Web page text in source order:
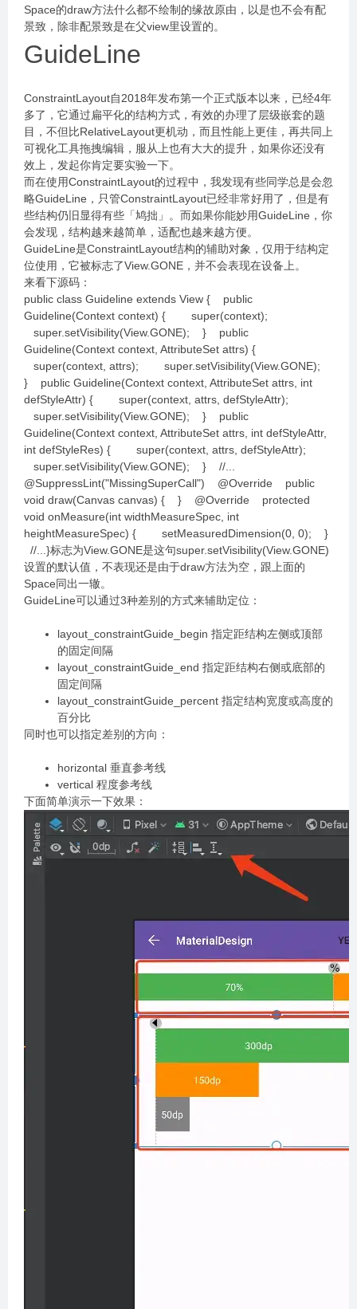
Space的draw方法什么都不绘制的缘故原由，以是也不会有配
景致，除非配景致是在父view里设置的。
GuideLine
ConstraintLayout自2018年发布第一个正式版本以来，已经4年
多了，它通过扁平化的结构方式，有效的办理了层级嵌套的题
目，不但比RelativeLayout更机动，而且性能上更佳，再共同上
可视化工具拖拽编辑，服从上也有大大的提升，如果你还没有
效上，发起你肯定要实验一下。
而在使用ConstraintLayout的过程中，我发现有些同学总是会忽
略GuideLine，只管ConstraintLayout已经非常好用了，但是有
些结构仍旧显得有些「鸠拙」。而如果你能妙用GuideLine，你
会发现，结构越来越简单，适配也越来越方便。
GuideLine是ConstraintLayout结构的辅助对象，仅用于结构定
位使用，它被标志了View.GONE，并不会表现在设备上。
来看下源码：
public class Guideline extends View { public
Guideline(Context context) { super(context);
super.setVisibility(View.GONE); } public
Guideline(Context context, AttributeSet attrs) {
super(context, attrs); super.setVisibility(View.GONE);
} public Guideline(Context context, AttributeSet attrs, int
defStyleAttr) { super(context, attrs, defStyleAttr);
super.setVisibility(View.GONE); } public
Guideline(Context context, AttributeSet attrs, int defStyleAttr,
int defStyleRes) { super(context, attrs, defStyleAttr);
super.setVisibility(View.GONE); } //...
@SuppressLint("MissingSuperCall") @Override public
void draw(Canvas canvas) { } @Override protected
void onMeasure(int widthMeasureSpec, int
heightMeasureSpec) { setMeasuredDimension(0, 0); }
//...}标志为View.GONE是这句super.setVisibility(View.GONE)
设置的默认值，不表现还是由于draw方法为空，跟上面的
Space同出一辙。
GuideLine可以通过3种差别的方式来辅助定位：
layout_constraintGuide_begin 指定距结构左侧或顶部
的固定间隔
layout_constraintGuide_end 指定距结构右侧或底部的
固定间隔
layout_constraintGuide_percent 指定结构宽度或高度的
百分比
同时也可以指定差别的方向：
horizontal 垂直参考线
vertical 程度参考线
下面简单演示一下效果：